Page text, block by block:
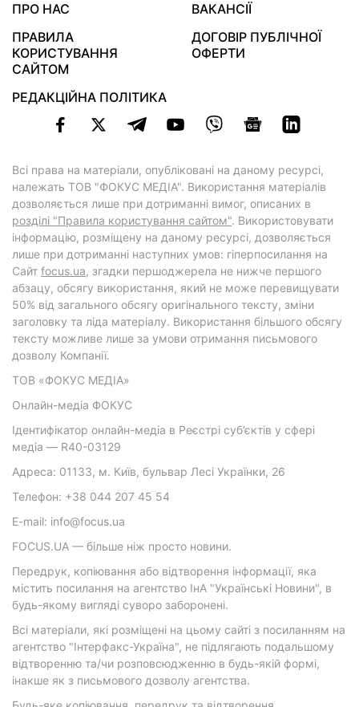
ПРО НАС
ВАКАНСІЇ
ПРАВИЛА
КОРИСТУВАННЯ
САЙТОМ
ДОГОВІР ПУБЛІЧНОЇ
ОФЕРТИ
РЕДАКЦІЙНА ПОЛІТИКА
Всі права на матеріали, опубліковані на даному ресурсі,
належать ТОВ "ФОКУС МЕДІА". Використання матеріалів
дозволяється лише при дотриманні вимог, описаних в
розділі "Правила користування сайтом". Використовувати
інформацію, розміщену на даному ресурсі, дозволяється
лише при дотриманні наступних умов: гіперпосилання на
Cайт focus.ua, згадки першоджерела не нижче першого
абзацу, обсягу використання, який не може перевищувати
50% від загального обсягу оригінального тексту, зміни
заголовку та ліда матеріалу. Використання більшого обсягу
тексту можливе лише за умови отримання письмового
дозволу Компанії.
ТОВ «ФОКУС МЕДІА»
Онлайн-медіа ФОКУС
Ідентифікатор онлайн-медіа в Реєстрі суб’єктів у сфері
медіа — R40-03129
Адреса: 01133, м. Київ, бульвар Лесі Українки, 26
Телефон: +38 044 207 45 54
E-mail: info@focus.ua
FOCUS.UA — більше ніж просто новини.
Передрук, копіювання або відтворення інформації, яка
містить посилання на агентство ІнА "Українські Новини", в
будь-якому вигляді суворо заборонені.
Всі матеріали, які розміщені на цьому сайті з посиланням на
агентство "Інтерфакс-Україна", не підлягають подальшому
відтворенню та/чи розповсюдженню в будь-якій формі,
інакше як з письмового дозволу агентства.